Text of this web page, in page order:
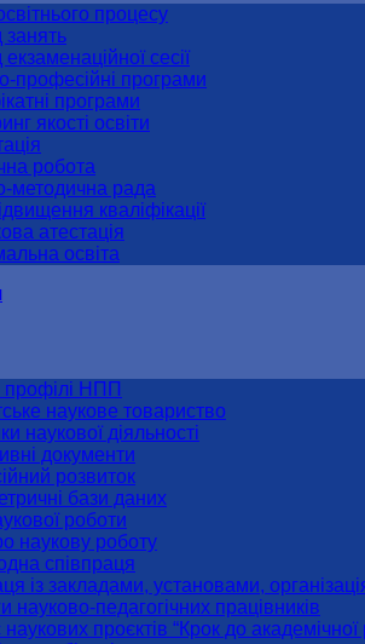
процесу
занять
екзаменаційної сесії
професійні програми
програми
якості освіти
робота
методична рада
кваліфікації
атестація
освіта
профілі НПП
наукове товариство
наукової діяльності
документи
розвиток
бази даних
роботи
наукову роботу
співпраця
із закладами, установами,
науково-педагогічних працівників
наукових проєктів “Крок до